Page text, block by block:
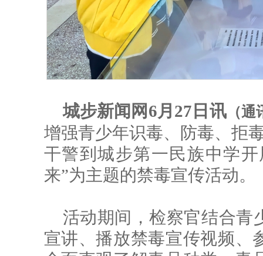
城步新闻网6月27日讯（通
增强青少年识毒、防毒、拒
干警到城步第一民族中学
来”为主题的禁毒宣传活动。
活动期间，检察官结合青
宣讲、播放禁毒宣传视频、